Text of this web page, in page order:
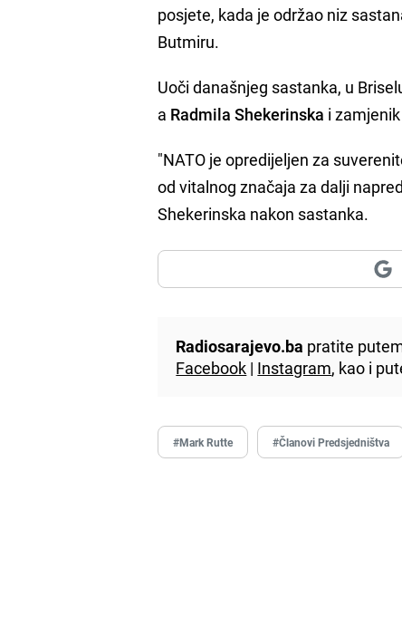
posjete, kada je održao niz
Butmiru.
Uoči današnjeg sastanka, u
a Radmila Shekerinska i
"NATO je opredijeljen za
od vitalnog značaja za dalji
Shekerinska nakon sastanka.
Radiosarajevo.ba pratite
Facebook | Instagram, kao i
#Mark Rutte #Članovi Predsjedništva